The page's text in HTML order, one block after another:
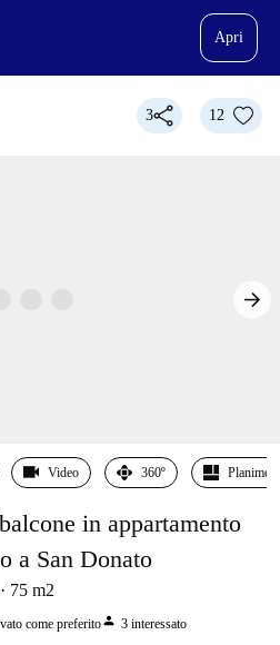
Apri
3 12
Video 360º
in appartamento
a San Donato
75 m2
come preferitoperson 3 interessato